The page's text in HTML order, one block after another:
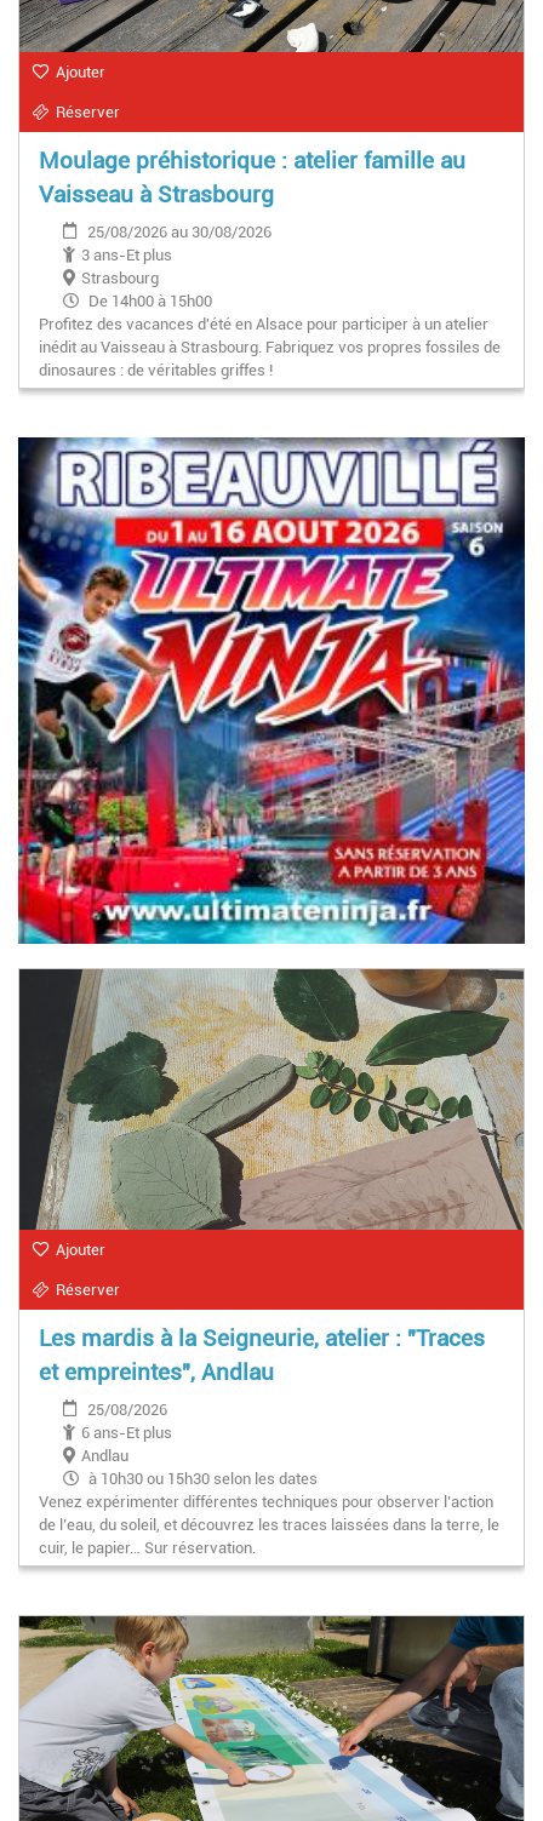
Ajouter
Réserver
Moulage préhistorique : atelier famille au
Vaisseau à Strasbourg
25/08/2026 au 30/08/2026
3 ans-Et plus
Strasbourg
De 14h00 à 15h00
Profitez des vacances d'été en Alsace pour participer à un atelier
inédit au Vaisseau à Strasbourg. Fabriquez vos propres fossiles de
dinosaures : de véritables griffes !
Ajouter
Réserver
Les mardis à la Seigneurie, atelier : "Traces
et empreintes", Andlau
25/08/2026
6 ans-Et plus
Andlau
à 10h30 ou 15h30 selon les dates
Venez expérimenter différentes techniques pour observer l’action
de l’eau, du soleil, et découvrez les traces laissées dans la terre, le
cuir, le papier… Sur réservation.